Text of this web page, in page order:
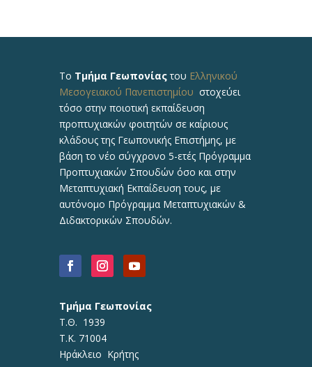
Το Τμήμα Γεωπονίαςτου Ελληνικού
Μεσογειακού Πανεπιστημίου στοχεύει
τόσο στην ποιοτική εκπαίδευση
προπτυχιακών φοιτητών σε καίριους
κλάδους της Γεωπονικής Επιστήμης, με
βάση το νέο σύγχρονο 5-ετές Πρόγραμμα
Προπτυχιακών Σπουδών όσο και στην
Μεταπτυχιακή Εκπαίδευση τους, με
αυτόνομο Πρόγραμμα Μεταπτυχιακών &
Διδακτορικών Σπουδών.
Τμήμα Γεωπονίας
Τ.Θ. 1939
Τ.Κ. 71004
Ηράκλειο Κρήτης